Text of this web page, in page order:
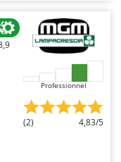
Professionnel
(2) 4,83/5